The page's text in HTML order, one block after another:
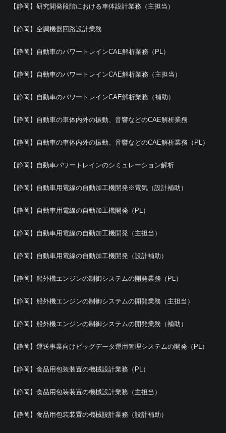
【静岡】研究開発段階における車体設計業務（主担当）
【静岡】空調機器回路設計業務
【静岡】自動車のパワートレインCAE解析業務（PL）
【静岡】自動車のパワートレインCAE解析業務（主担当）
【静岡】自動車のパワートレインCAE解析業務（補助）
【静岡】自動車の車体内外の振動、音響などのCAE解析業務
【静岡】自動車の車体内外の振動、音響などのCAE解析業務（PL）
【静岡】自動車パワートレインのシミュレーション解析
【静岡】自動車用電線の自動加工機開発※電気（設計補助）
【静岡】自動車用電線の自動加工機開発（PL）
【静岡】自動車用電線の自動加工機開発（主担当）
【静岡】自動車用電線の自動加工機開発（設計補助）
【静岡】船外機エンジンの制御システムの開発業務（PL）
【静岡】船外機エンジンの制御システムの開発業務（主担当）
【静岡】船外機エンジンの制御システムの開発業務（補助）
【静岡】運送事業向けビッグデータ運用管理システムの開発（PL）
【静岡】食品用包装装置の機械設計業務（PL）
【静岡】食品用包装装置の機械設計業務（主担当）
【静岡】食品用包装装置の機械設計業務（設計補助）